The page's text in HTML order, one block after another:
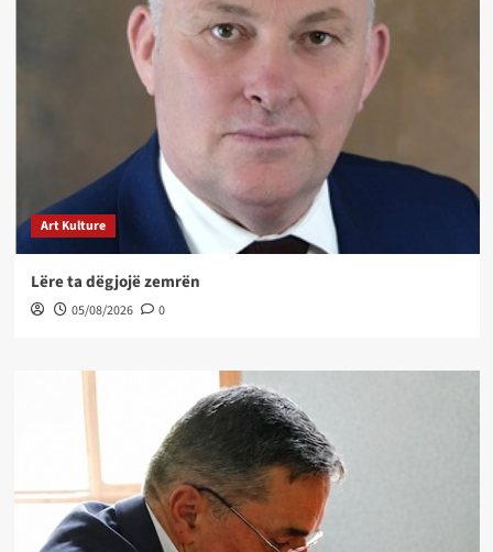
Art Kulture
Lëre ta dëgjojë zemrën
05/08/2026 0